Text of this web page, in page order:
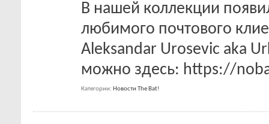
В нашей коллекции
любимого почтового
Aleksandar Urosevic aka
можно здесь: https://
Категории Новости The Bat!